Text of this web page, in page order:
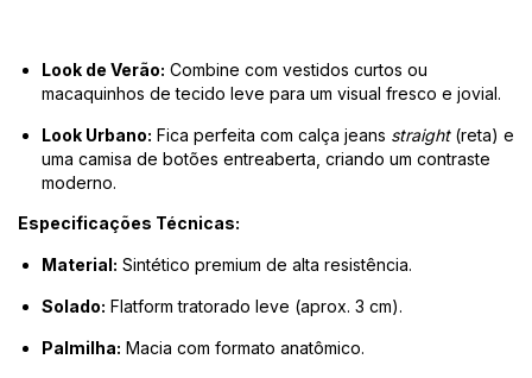
Look de Verão: Combine com vestidos curtos ou
macaquinhos de tecido leve para um visual fresco e jovial.
Look Urbano: Fica perfeita com calça jeans straight(reta) e
uma camisa de botões entreaberta, criando um contraste
moderno.
Especificações Técnicas:
Material: Sintético premium de alta resistência.
Solado: Flatform tratorado leve (aprox. 3 cm).
Palmilha: Macia com formato anatômico.